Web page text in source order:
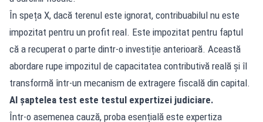
În speța X, dacă terenul este ignorat, contribuabilul nu este
impozitat pentru un profit real. Este impozitat pentru faptul
că a recuperat o parte dintr-o investiție anterioară. Această
abordare rupe impozitul de capacitatea contributivă reală și îl
transformă într-un mecanism de extragere fiscală din capital.
Al șaptelea test este testul expertizei judiciare.
Într-o asemenea cauză, proba esențială este expertiza